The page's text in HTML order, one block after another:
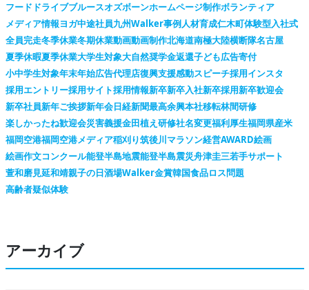
フードドライブブルースオズボーンホームページ制作ボランティア
メディア情報ヨガ中途社員九州Walker事例人材育成仁木町体験型入社式
全員完走冬季休業冬期休業動画動画制作北海道南極大陸横断隊名古屋
夏季休暇夏季休業大学生対象大自然奨学金返還子ども広告寄付
小中学生対象年末年始広告代理店復興支援感動スピーチ採用インスタ
採用エントリー採用サイト採用情報新卒新卒入社新卒採用新卒歓迎会
新卒社員新年ご挨拶新年会日経新聞最高余興本社移転林間研修
楽しかったね歓迎会災害義援金田植え研修社名変更福利厚生福岡県産米
福岡空港福岡空港メディア稲刈り筑後川マラソン経営AWARD絵画
絵画作文コンクール能登半島地震能登半島震災舟津圭三若手サポート
萱和磨見延和靖親子の日酒場Walker金賞韓国食品ロス問題
高齢者疑似体験
アーカイブ